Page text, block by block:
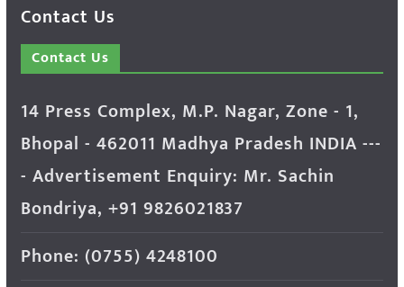
Contact Us
Contact Us
14 Press Complex, M.P. Nagar, Zone - 1,
Bhopal - 462011 Madhya Pradesh INDIA ---
- Advertisement Enquiry: Mr. Sachin
Bondriya, +91 9826021837
Phone: (0755) 4248100